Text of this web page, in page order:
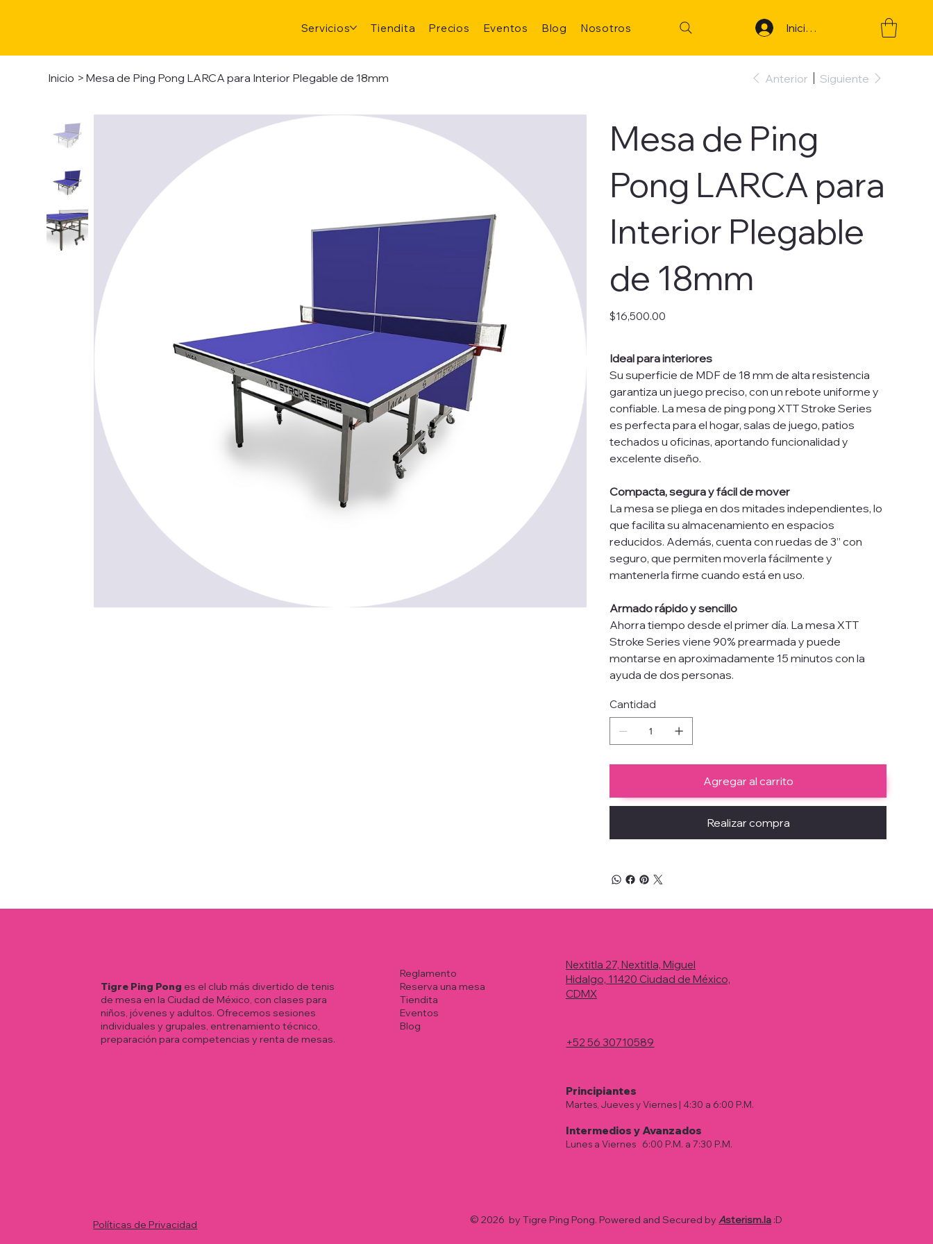
Servicios Tiendita Precios Eventos Blog Nosotros Iniciar sesión
Inicio > Mesa de Ping Pong LARCA para Interior Plegable de 18mm Anterior Siguiente
Mesa de Ping
Pong LARCA para
Interior Plegable
de 18mm
Precio
$16,500.00
Ideal para interiores
Su superficie de MDF de 18 mm de alta resistencia
garantiza un juego preciso, con un rebote uniforme y
confiable. La mesa de ping pong XTT Stroke Series
es perfecta para el hogar, salas de juego, patios
techados u oficinas, aportando funcionalidad y
excelente diseño.
Compacta, segura y fácil de mover
La mesa se pliega en dos mitades independientes, lo
que facilita su almacenamiento en espacios
reducidos. Además, cuenta con ruedas de 3” con
seguro, que permiten moverla fácilmente y
mantenerla firme cuando está en uso.
Armado rápido y sencillo
Ahorra tiempo desde el primer día. La mesa XTT
Stroke Series viene 90% prearmada y puede
montarse en aproximadamente 15 minutos con la
ayuda de dos personas.
Cantidad
Agregar al carrito
Realizar compra
Tigre Ping Pong es el club más divertido de tenis
de mesa en la Ciudad de México, con clases para
niños, jóvenes y adultos. Ofrecemos sesiones
individuales y grupales, entrenamiento técnico,
preparación para competencias y renta de mesas.
Reglamento
Reserva una mesa
Tiendita
Eventos
Blog
Nextitla 27, Nextitla, Miguel
Hidalgo, 11420 Ciudad de México,
CDMX
+52 56 30710589
Principiantes
Martes, Jueves y Viernes | 4:30 a 6:00 P.M.
Intermedios у Avanzados
Lunes a Viernes 6:00 P.M. a 7:30 P.M.
Políticas de Privacidad © 2026 by Tigre Ping Pong. Powered and Secured byAsterism.la :D